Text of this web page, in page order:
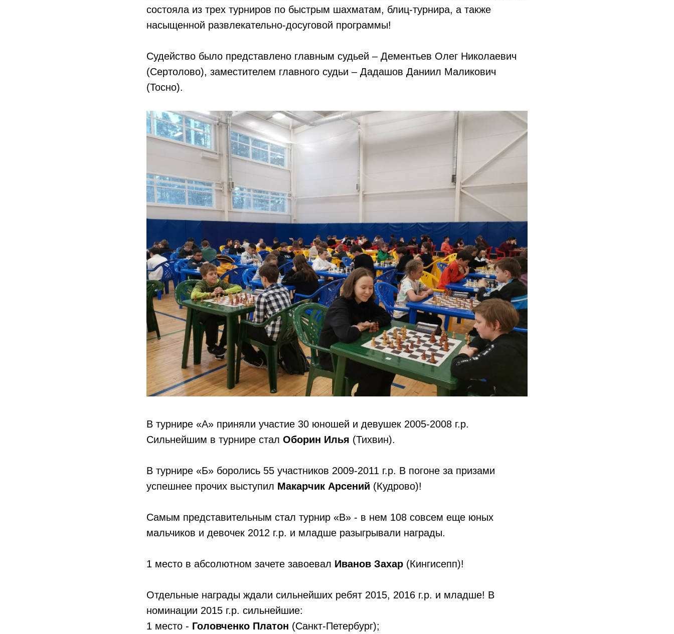
состояла из трех турниров по быстрым шахматам, блиц-турнира, а также
насыщенной развлекательно-досуговой программы!
Судейство было представлено главным судьей – Дементьев Олег Николаевич
(Сертолово), заместителем главного судьи – Дадашов Даниил Маликович
(Тосно).
В турнире «А» приняли участие 30 юношей и девушек 2005-2008 г.р.
Сильнейшим в турнире стал Оборин Илья (Тихвин).
В турнире «Б» боролись 55 участников 2009-2011 г.р. В погоне за призами
успешнее прочих выступил Макарчик Арсений (Кудрово)!
Самым представительным стал турнир «В» - в нем 108 совсем еще юных
мальчиков и девочек 2012 г.р. и младше разыгрывали награды.
1 место в абсолютном зачете завоевал Иванов Захар (Кингисепп)!
Отдельные награды ждали сильнейших ребят 2015, 2016 г.р. и младше! В
номинации 2015 г.р. сильнейшие:
1 место - Головченко Платон (Санкт-Петербург);